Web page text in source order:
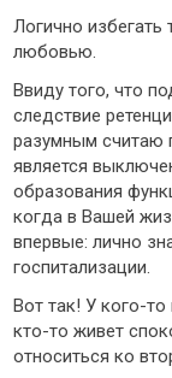
Логично избегать
любовью.
Ввиду того, что
следствие
разумным считаю
является
образования
когда в Вашей
впервые: лично
госпитализации.
Вот так! У кого-
кто-то живет
относиться ко